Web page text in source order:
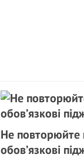
Не повторюйте
обов’язкові